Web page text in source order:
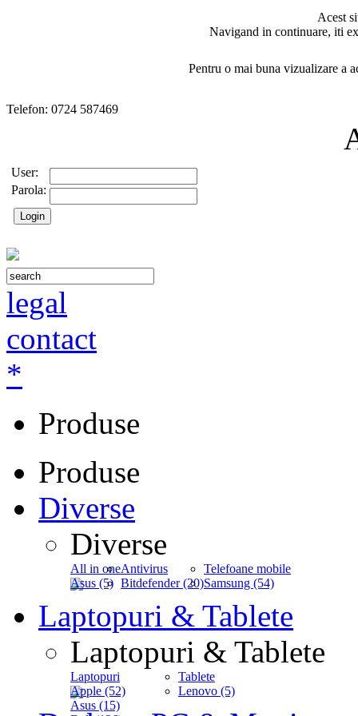
Acest
Navigand in continuare, iti
Pentru o mai buna vizualizare a
Telefon: 0724 587469
User:
Parola:
legal
contact
*
Produse
Produse
Diverse
Diverse
All in one
Asus (5)
Antivirus
Bitdefender (20)
Telefoane mobile
Samsung (54)
Laptopuri & Tablete
Laptopuri & Tablete
Laptopuri
Apple (52)
Asus (15)
Tablete
Lenovo (5)